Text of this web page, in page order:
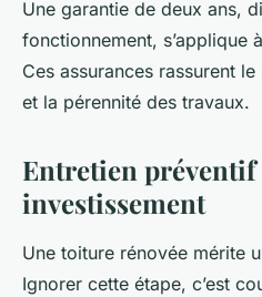
Une garantie de deux ans,
fonctionnement, s’applique
Ces assurances rassurent
et la pérennité des travaux.
Entretien préventif
investissement
Une toiture rénovée mérite
Ignorer cette étape, c’est